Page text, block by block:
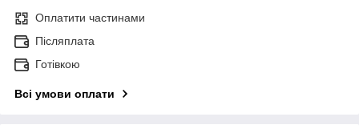
Оплатити частинами
Післяплата
Готівкою
Всі умови оплати